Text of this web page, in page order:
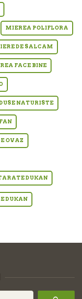
MIEREA POLIFLORA
DE SALCAM
FACE BINE
NATURISTE
OVAZ
DUKAN
DUKAN